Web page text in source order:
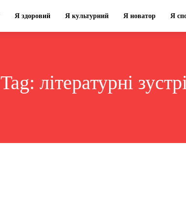
Я здоровий Я культурний Я новатор Я
Tag: літературні